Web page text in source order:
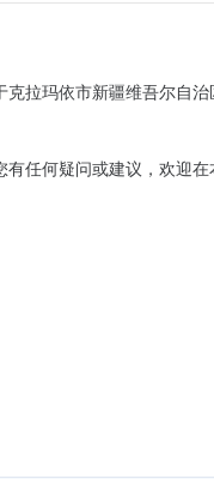
拉玛依市新疆维吾尔自
任何疑问或建议，欢迎